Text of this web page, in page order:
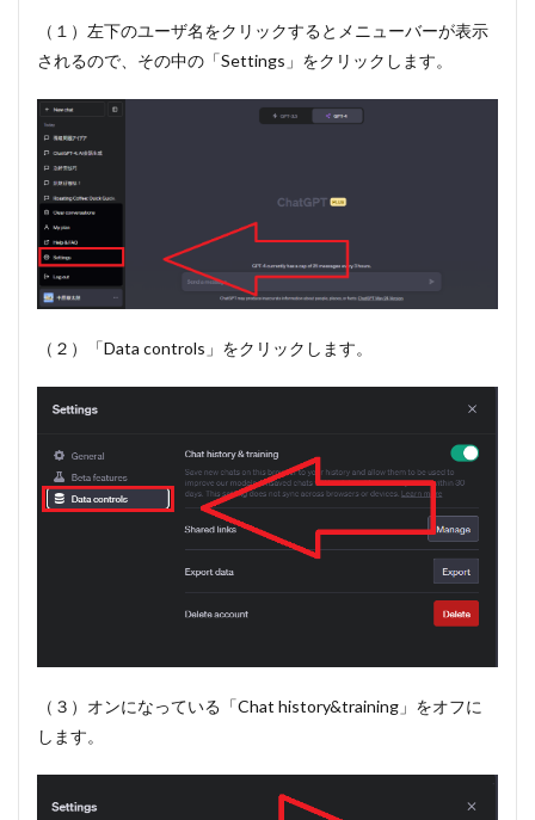
（１）左下のユーザ名をクリックするとメニューバーが表示
されるので、その中の「Settings」をクリックします。
（２）「Data controls」をクリックします。
（３）オンになっている「Chat history&training」をオフに
します。